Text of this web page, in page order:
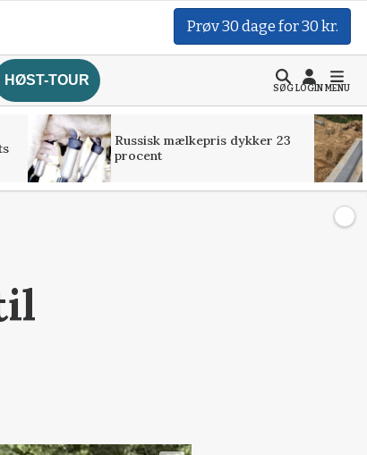
Prøv 30 dage for 30 kr.
HØST-TOUR
SØGLOGINMENU
Russisk mælkepris dykker 23
procent